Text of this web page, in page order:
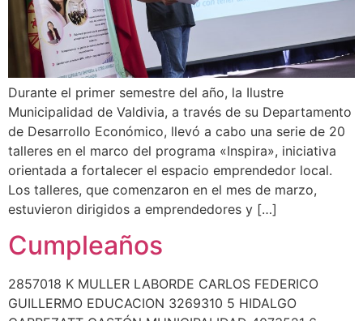
Durante el primer semestre del año, la Ilustre
Municipalidad de Valdivia, a través de su Departamento
de Desarrollo Económico, llevó a cabo una serie de 20
talleres en el marco del programa «Inspira», iniciativa
orientada a fortalecer el espacio emprendedor local.
Los talleres, que comenzaron en el mes de marzo,
estuvieron dirigidos a emprendedores y […]
Cumpleaños
2857018 K MULLER LABORDE CARLOS FEDERICO
GUILLERMO EDUCACION 3269310 5 HIDALGO